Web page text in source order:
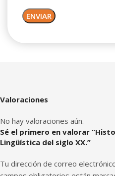
Valoraciones
No hay valoraciones aún.
Sé el primero en valorar
Lingüística del siglo XX.”
Tu dirección de correo